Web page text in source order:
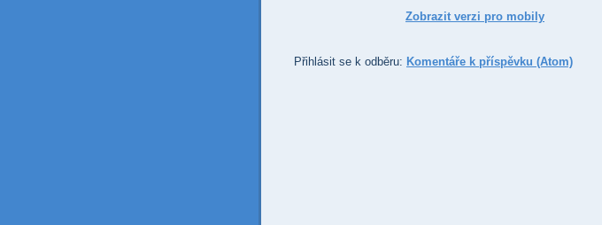
Zobrazit verzi pro mobily
Přihlásit se k odběru: Komentáře k příspěvku (Atom)